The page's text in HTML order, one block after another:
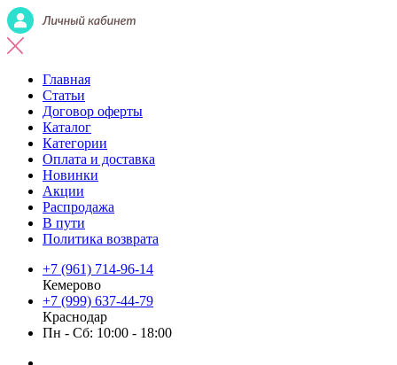
Главная
Статьи
Договор оферты
Каталог
Категории
Оплата и доставка
Новинки
Акции
Распродажа
В пути
Политика возврата
+7 (961) 714-96-14
Кемерово
+7 (999) 637-44-79
Краснодар
Пн - Сб: 10:00 - 18:00